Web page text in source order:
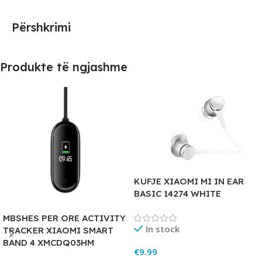
Përshkrimi
Produkte të ngjashme
MBSHES PER ORE ACTIVITY
TRACKER XIAOMI SMART
BAND 4 XMCDQ03HM
KUFJE XIAOMI MI IN EAR
BASIC 14274 WHITE
In stock
€9.99